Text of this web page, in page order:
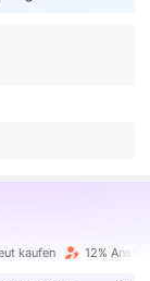
kaufen 12%